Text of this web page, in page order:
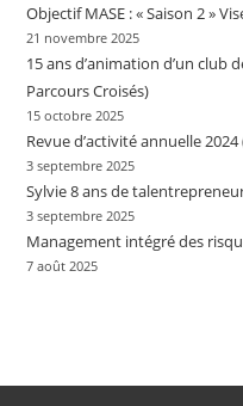
Objectif MASE : « Saison 2 »
21 novembre 2025
15 ans d’animation d’un club
Parcours Croisés)
15 octobre 2025
Revue d’activité annuelle
3 septembre 2025
Sylvie 8 ans de
3 septembre 2025
Management intégré des
7 août 2025